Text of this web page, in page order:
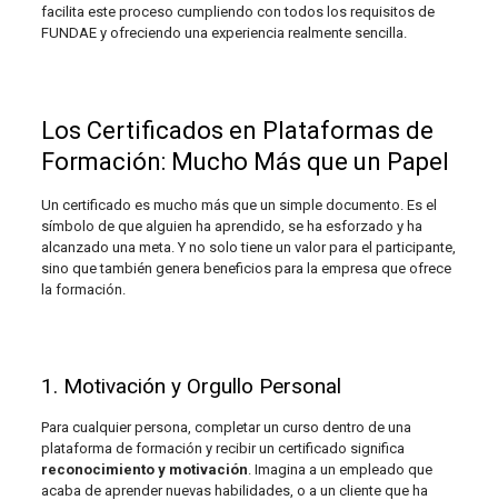
facilita este proceso cumpliendo con todos los requisitos de
FUNDAE y ofreciendo una experiencia realmente sencilla.
Los Certificados en Plataformas de
Formación: Mucho Más que un Papel
Un certificado es mucho más que un simple documento. Es el
símbolo de que alguien ha aprendido, se ha esforzado y ha
alcanzado una meta. Y no solo tiene un valor para el participante,
sino que también genera beneficios para la empresa que ofrece
la formación.
1. Motivación y Orgullo Personal
Para cualquier persona, completar un curso dentro de una
plataforma de formación y recibir un certificado significa
reconocimiento y motivación. Imagina a un empleado que
acaba de aprender nuevas habilidades, o a un cliente que ha